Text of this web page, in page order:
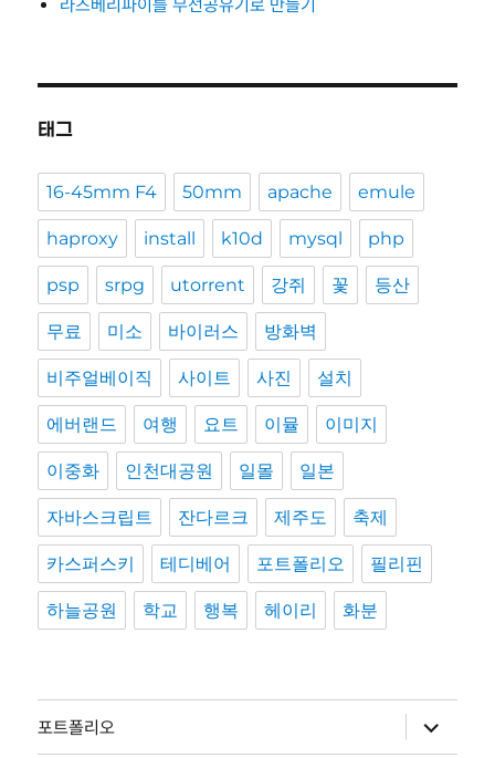
라즈베리파이를 무선공유기로 만들기
태그
16-45mm F4 50mm apache emule
haproxy install k10d mysql php
psp srpg utorrent 강쥐 꽃 등산
무료 미소 바이러스 방화벽
비주얼베이직 사이트 사진 설치
에버랜드 여행 요트 이뮬 이미지
이중화 인천대공원 일몰 일본
자바스크립트 잔다르크 제주도 축제
카스퍼스키 테디베어 포트폴리오 필리핀
하늘공원 학교 행복 헤이리 화분
포트폴리오
위